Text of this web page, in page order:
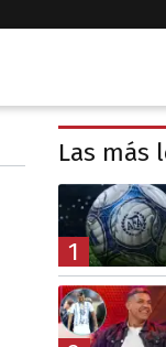
Las más
1